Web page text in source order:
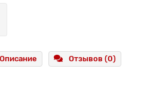
Описание Отзывов (0)